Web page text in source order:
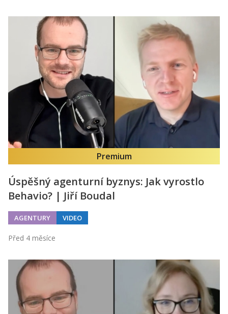
Premium
Úspěšný agenturní byznys: Jak vyrostlo
Behavio? | Jiří Boudal
AGENTURY VIDEO
Před 4 měsíce